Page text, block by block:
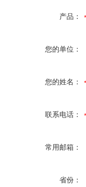
产品：
您的单位：
您的姓名：
联系电话：
常用邮箱：
省份：